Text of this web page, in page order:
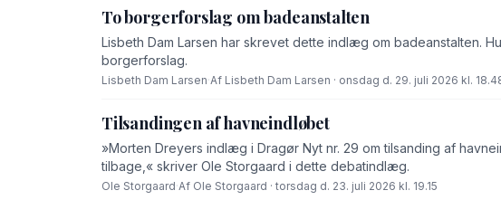
To borgerforslag om badeanstalten
Lisbeth Dam Larsen har skrevet dette indlæg om badeanstalten.
borgerforslag.
Lisbeth Dam Larsen·Af Lisbeth Dam Larsen · onsdag d. 29. juli 2026 kl.
Tilsandingen af havneindløbet
»Morten Dreyers indlæg i Dragør Nyt nr. 29 om tilsanding af
tilbage,« skriver Ole Storgaard i dette debatindlæg.
Ole Storgaard·Af Ole Storgaard · torsdag d. 23. juli 2026 kl. 19.15